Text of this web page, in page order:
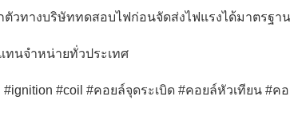
วทางบริษัททดสอบไฟก่อนจัดส่งไฟแรงได้มาตรฐา
ทนจำหน่ายทั่วประเทศ
#ignition #coil #คอยล์จุดระเบิด #คอยล์หัวเทียน #ค